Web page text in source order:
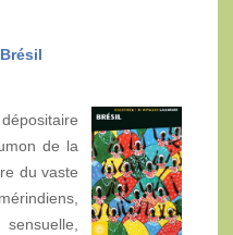
de la
du vaste